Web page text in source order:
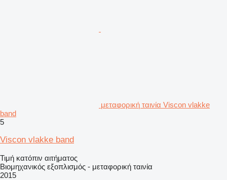
μεταφορική ταινία Viscon vlakke
band
5
Viscon vlakke band
Τιμή κατόπιν αιτήματος
Βιομηχανικός εξοπλισμός - μεταφορική ταινία
2015